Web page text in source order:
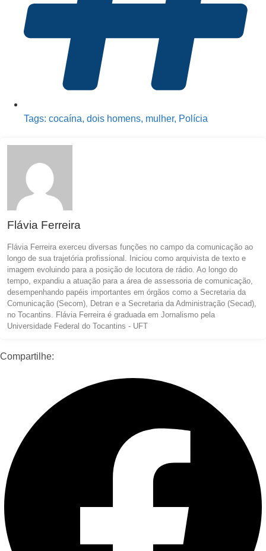
Tags: cocaína, dois homens, mulher, Polícia
Flávia Ferreira
Flávia Ferreira exerceu diversas funções no campo da comunicação ao
longo de sua trajetória profissional. Iniciou como arquivista de texto e
imagem evoluindo para a posição de locutora de rádio. Ao longo do
tempo, expandiu a atuação para a área de assessoria de comunicação,
desempenhando papéis importantes em órgãos como a Secretaria da
Comunicação (Secom), Detran e a Secretaria da Administração (Secad),
no Tocantins. Flávia Ferreira é graduada em Jornalismo pela
Universidade Federal do Tocantins - UFT
Compartilhe: